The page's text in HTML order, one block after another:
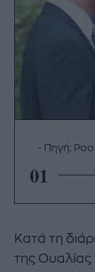
Πηγή:
01
Κατά τη
της Ουαλίας